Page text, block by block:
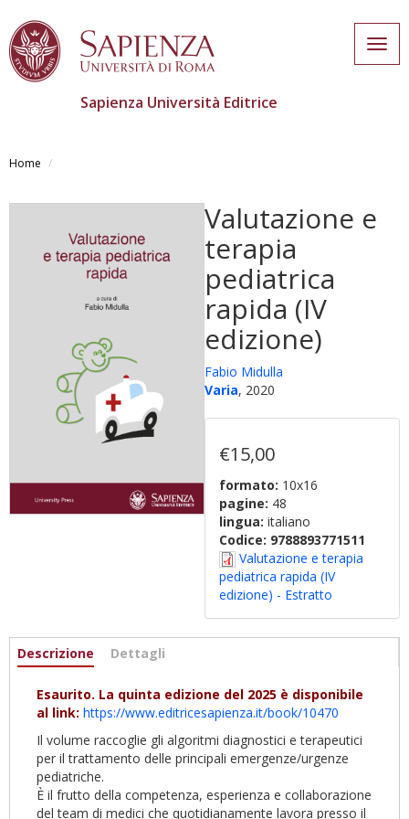
contenuto
Sapienza Università Editrice
Home
Valutazione e
terapia
pediatrica
rapida (IV
edizione)
Fabio Midulla
Varia, 2020
€15,00
formato: 10x16
pagine: 48
lingua: italiano
Codice: 9788893771511
Valutazione e terapia
pediatrica rapida (IV
edizione) - Estratto
Informazioni
Descrizione (scheda
Dettagli
Esaurito. La quinta edizione del 2025 è disponibile
al link: https://www.editricesapienza.it/book/10470
Il volume raccoglie gli algoritmi diagnostici e terapeutici
per il trattamento delle principali emergenze/urgenze
pediatriche.
È il frutto della competenza, esperienza e collaborazione
del team di medici che quotidianamente lavora presso il